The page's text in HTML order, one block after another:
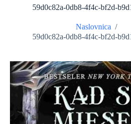
59d0c82a-0db8-4f4c-bf2d-
Naslovnica /
59d0c82a-0db8-4f4c-bf2d-